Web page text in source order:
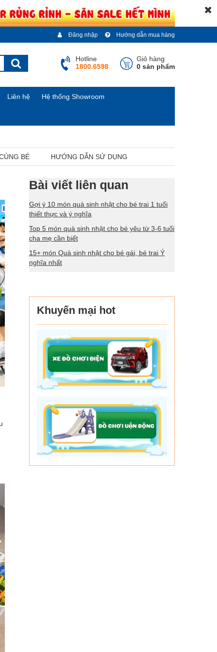
Hướng dẫn mua hàng
Đăng nhập
Giỏ hàng
0 sản phẩm
Hotline
1800.6598
Liên hệ Hệ thống Showroom
BÉ HƯỚNG DẪN SỬ DỤNG
Bài viết liên quan
Gợi ý 10 món quà sinh nhật cho bé trai 1 tuổi
thiết thực và ý nghĩa
Top 5 món quà sinh nhật cho bé yêu từ 3-6 tuổi
cha mẹ cần biết
15+ món Quà sinh nhật cho bé gái, bé trai Ý
nghĩa nhất
Khuyến mại hot